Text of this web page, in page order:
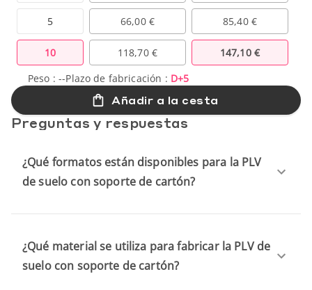
5
10
66,00 € 85,40 €
118,70 €
147,10 €
Peso :--Plazo de fabricación : D+5
Añadir a la cesta
Preguntas y respuestas
¿Qué formatos están disponibles para la PLV
de suelo con soporte de cartón?
¿Qué material se utiliza para fabricar la PLV de
suelo con soporte de cartón?